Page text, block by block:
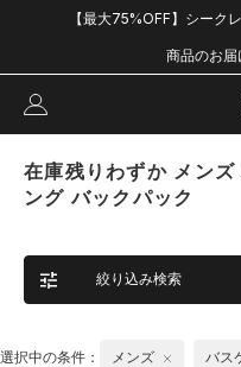
【最大75%OFF】シーク
商品のお
在庫残りわずか メン
ング バックパック
絞り込み検索
選択中の条件： メンズ バス